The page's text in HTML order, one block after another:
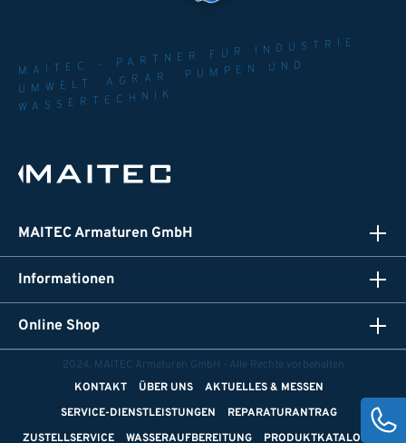
MAITEC - PARTNER FÜR INDUSTRIE.
UMWELT. AGRAR. PUMPEN UND
WASSERTECHNIK
MAITEC Armaturen GmbH
Informationen
Online Shop
2024, MAITEC Armaturen GmbH - Alle Rechte vorbehalten
KONTAKT
ÜBER UNS
AKTUELLES & MESSEN
SERVICE-DIENSTLEISTUNGEN
REPARATURANTRAG
ZUSTELLSERVICE
WASSERAUFBEREITUNG PRODUKTKATALOGE